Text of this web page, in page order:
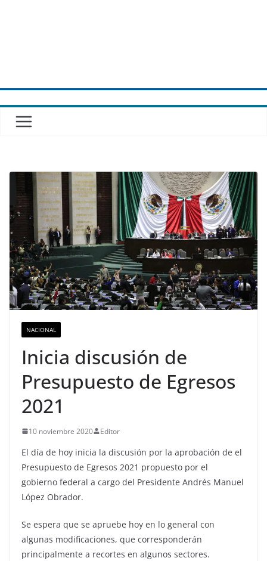
NACIONAL
Inicia discusión de
Presupuesto de Egresos
2021
10 noviembre 2020 Editor
El día de hoy inicia la discusión por la aprobación de el
Presupuesto de Egresos 2021 propuesto por el
gobierno federal a cargo del Presidente Andrés Manuel
López Obrador.
Se espera que se apruebe hoy en lo general con
algunas modificaciones, que corresponderán
principalmente a recortes en algunos sectores.